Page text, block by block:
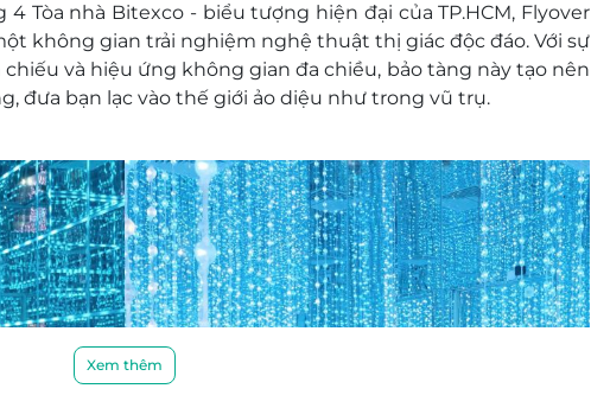
Tòa nhà Bitexco - biểu tượng hiện đại của TP.HCM, Flyover
không gian trải nghiệm nghệ thuật thị giác độc đáo. Với sự
và hiệu ứng không gian đa chiều, bảo tàng này tạo nên
đưa bạn lạc vào thế giới ảo diệu như trong vũ trụ.
Xem thêm